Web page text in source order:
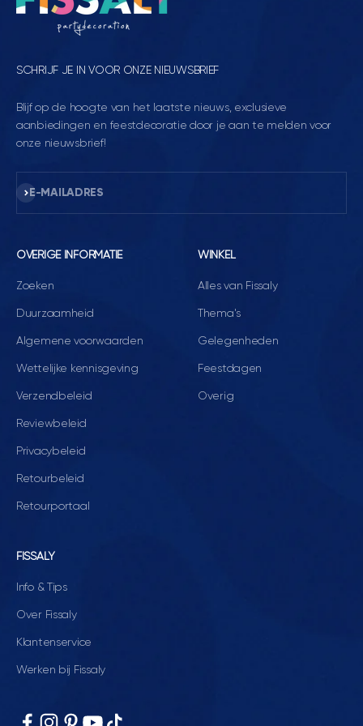
SCHRIJF JE IN VOOR ONZE NIEUWSBRIEF
Blijf op de hoogte van het laatste nieuws, exclusieve
aanbiedingen en feestdecoratie door je aan te melden voor
onze nieuwsbrief!
E-MAILADRES
Abonneren
OVERIGE INFORMATIE
Zoeken
Duurzaamheid
Algemene voorwaarden
Wettelijke kennisgeving
Verzendbeleid
Reviewbeleid
Privacybeleid
Retourbeleid
Retourportaal
WINKEL
Alles van Fissaly
Thema's
Gelegenheden
Feestdagen
Overig
FISSALY
Info & Tips
Over Fissaly
Klantenservice
Werken bij Fissaly